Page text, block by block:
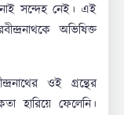
সন্দেহ নেই। এই
অভিষিক্ত
ওই গ্রন্থের
হারিয়ে ফেলেনি।